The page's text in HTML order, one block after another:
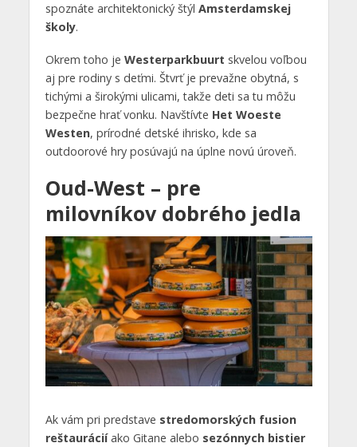
spoznáte architektonický štýl Amsterdamskej
školy.
Okrem toho je Westerparkbuurt skvelou voľbou
aj pre rodiny s deťmi. Štvrť je prevažne obytná, s
tichými a širokými ulicami, takže deti sa tu môžu
bezpečne hrať vonku. Navštívte Het Woeste
Westen, prírodné detské ihrisko, kde sa
outdoorové hry posúvajú na úplne novú úroveň.
Oud-West – pre
milovníkov dobrého jedla
Ak vám pri predstave stredomorských fusion
reštauráciíako Gitane alebo sezónnych bistier